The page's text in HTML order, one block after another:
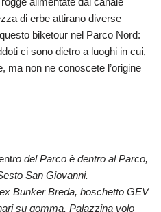
di erbe attirano diverse
biketour nel Parco Nord:
ci sono dietro a luoghi in cui,
ma non ne conoscete l’origine
ro del Parco è dentro al Parco,
San Giovanni.
Bunker Breda, boschetto GEV
su gomma, Palazzina volo